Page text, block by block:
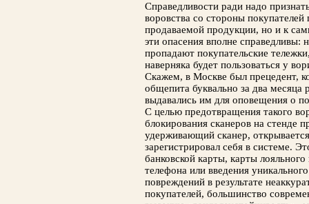
Справедливости ради надо
воровства со стороны покупателей
продаваемой продукции, но и к
эти опасения вполне справедливы:
пропадают покупательские
наверняка будет пользоваться у
Скажем, в Москве был прецедент,
общепита буквально за два месяца
выдавались им для оповещения о
С целью предотвращения такого
блокирования сканеров на стенде
удерживающий сканер,
зарегистрировал себя в системе.
банковской карты, карты
телефона или введения
повреждений в результате
покупателей, большинство